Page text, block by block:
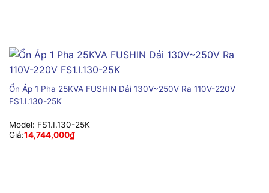
Ổn Áp 1 Pha 25KVA FUSHIN Dải 130V~250V Ra 110V-220V
FS1.I.130-25K
Model: FS1.I.130-25K
Giá:14,744,000₫